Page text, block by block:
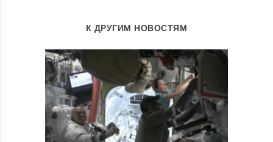
К ДРУГИМ НОВОСТЯМ